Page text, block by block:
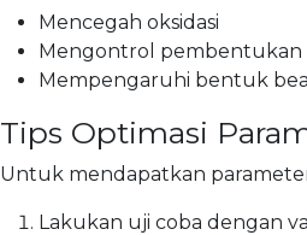
Mencegah oksidasi
Mengontrol pembentukan
Mempengaruhi bentuk
Tips Optimasi
Untuk mendapatkan
Lakukan uji coba dengan